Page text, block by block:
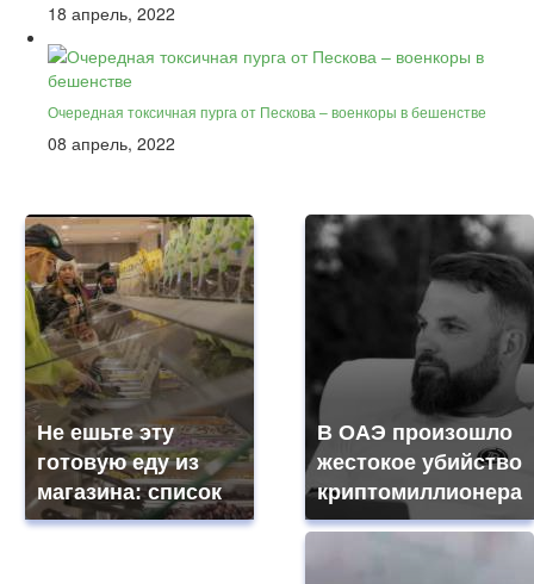
18 апрель, 2022
Очередная токсичная пурга от Пескова – военкоры в бешенстве
08 апрель, 2022
Не ешьте эту
готовую еду из
магазина: список
В ОАЭ произошло
жестокое убийство
криптомиллионера